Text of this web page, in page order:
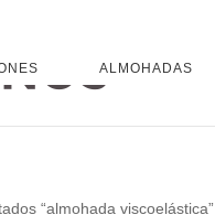
ALMOHADAS
“almohada viscoelástica”